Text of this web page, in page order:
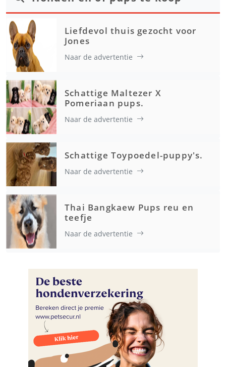
Liefdevol thuis gezocht voor
Jones
Naar de advertentie
Schattige Maltezer X
Pomeriaan pups.
Naar de advertentie
Schattige Toypoedel-puppy's.
Naar de advertentie
Thai Bangkaew Pups reu en
teefje
Naar de advertentie